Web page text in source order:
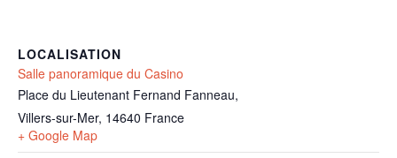
LOCALISATION
Salle panoramique du Casino
Place du Lieutenant Fernand Fanneau,
Villers-sur-Mer, 14640 France
+ Google Map